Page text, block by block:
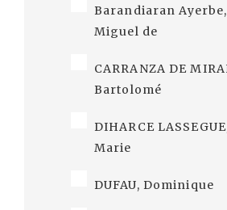
Barandiaran Ayerbe,
Miguel de
CARRANZA DE
Bartolomé
DIHARCE
Marie
DUFAU, Dominique